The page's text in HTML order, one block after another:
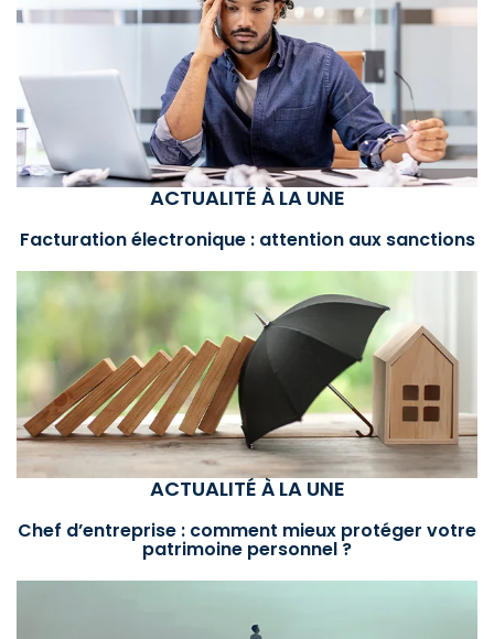
ACTUALITÉ À LA UNE
Facturation électronique : attention aux sanctions
ACTUALITÉ À LA UNE
Chef d’entreprise : comment mieux protéger votre
patrimoine personnel ?